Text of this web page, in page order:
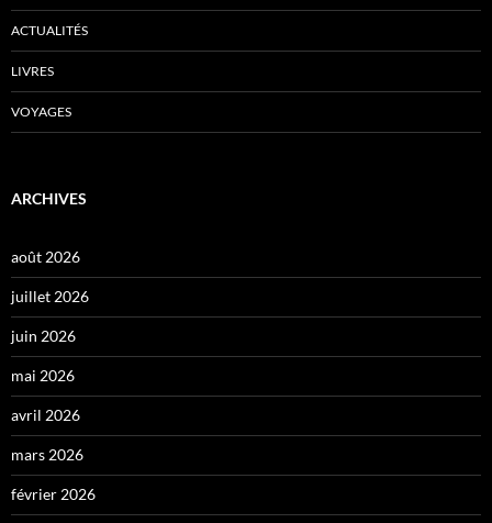
ACTUALITÉS
LIVRES
VOYAGES
ARCHIVES
août 2026
juillet 2026
juin 2026
mai 2026
avril 2026
mars 2026
février 2026